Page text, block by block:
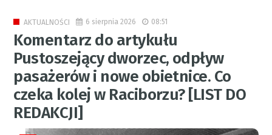
AKTUALNOŚCI 6 sierpnia 2026 08:51
Komentarz do artykułu
Pustoszejący dworzec, odpływ
pasażerów i nowe obietnice. Co
czeka kolej w Raciborzu? [LIST DO
REDAKCJI]